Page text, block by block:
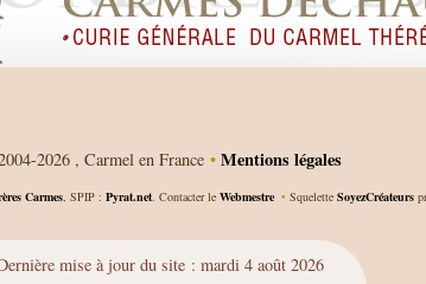
2026 , Carmel en France • Mentions légales
Carmes, SPIP : Pyrat.net. Contacter le Webmestre • Squelette SoyezCréateurs
mise à jour du site : mardi 4 août 2026